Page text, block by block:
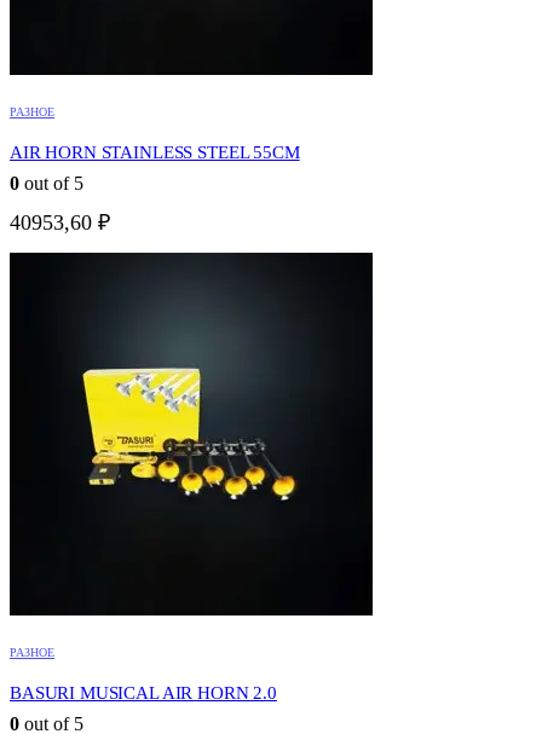
РАЗНОЕ
AIR HORN STAINLESS STEEL 55CM
0 out of 5
40953,60 ₽
РАЗНОЕ
BASURI MUSICAL AIR HORN 2.0
0 out of 5